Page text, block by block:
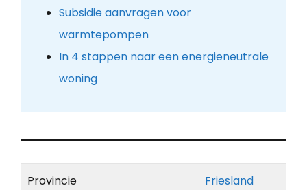
Subsidie aanvragen voor
warmtepompen
In 4 stappen naar een energieneutrale
woning
Provincie Friesland